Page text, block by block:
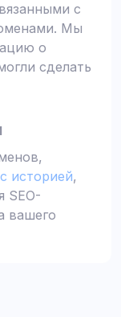
с
Мы
о
сделать
историей,
SEO-
вашего